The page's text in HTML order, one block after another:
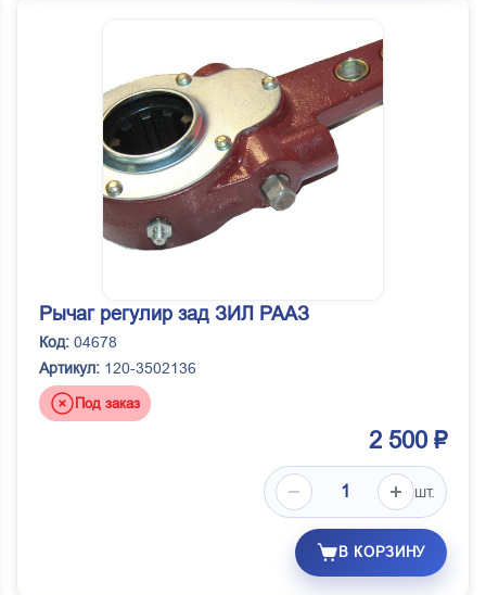
Рычаг регулир зад ЗИЛ РААЗ
Код: 04678
Артикул: 120-3502136
Под заказ
2 500 ₽
шт.
В КОРЗИНУ